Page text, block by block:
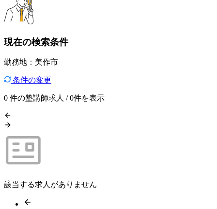
現在の検索条件
勤務地：美作市
条件の変更
0 件の塾講師求人 / 0件を表示
該当する求人がありません